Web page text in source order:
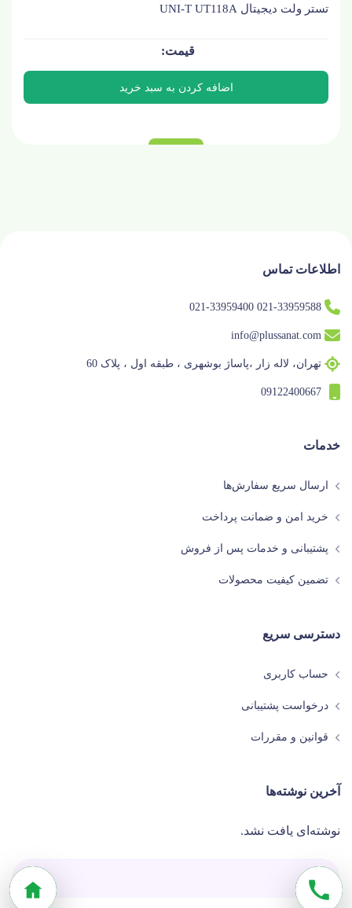
تستر ولت دیجیتال UNI-T UT118A
اطلاعات تماس
021-33959588 021-33959400
info@plussanat.com
تهران، لاله زار ،پاساژ بوشهری ، طبقه اول ، پلاک 60
09122400667
خدمات
ارسال سریع سفارش‌ها
خرید امن و ضمانت پرداخت
پشتیبانی و خدمات پس از فروش
تضمین کیفیت محصولات
دسترسی سریع
حساب کاربری
درخواست پشتیبانی
قوانین و مقررات
آخرین نوشته‌ها
نوشته‌ای یافت نشد.